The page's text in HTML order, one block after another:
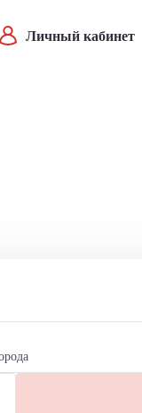
Личный кабинет